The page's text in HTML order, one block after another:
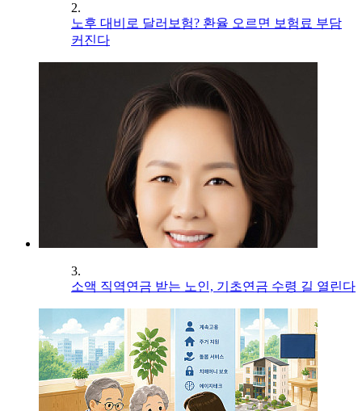
2.
노후 대비로 달러보험? 환율 오르면 보험료 부담
커진다
3.
소액 직역연금 받는 노인, 기초연금 수령 길 열린다